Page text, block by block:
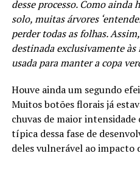
desse processo. Como ainda
solo, muitas árvores
perder todas as folhas.
destinada exclusivamente
usada para manter a copa
Houve ainda um segundo
Muitos botões florais já
chuvas de maior
típica dessa fase de
deles vulnerável ao impacto